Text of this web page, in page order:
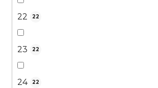
22 22
23 22
24 22